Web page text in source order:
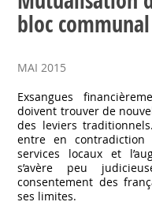
bloc communal
MAI 2015
Exsangues
doivent trouver de
des leviers
entre en contradiction
services locaux et
s’avère peu
consentement des
ses limites.